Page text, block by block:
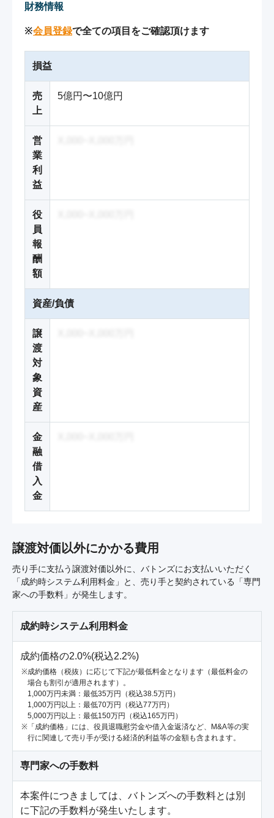
財務情報
※会員登録で全ての項目をご確認頂けます
損益
売
上
5億円〜10億円
営
業
利
益
役
員
報
酬
額
資産/負債
譲
渡
対
象
資
産
金
融
借
入
金
譲渡対価以外にかかる費用
売り手に支払う譲渡対価以外に、バトンズにお支払いいただく
「成約時システム利用料金」と、売り手と契約されている「専門
家への手数料」が発生します。
成約時システム利用料金
成約価格の2.0%(税込2.2%)
成約価格（税抜）に応じて下記が最低料金となります（最低料金の
場合も割引が適用されます）。
1,000万円未満：最低35万円（税込38.5万円）
1,000万円以上：最低70万円（税込77万円）
5,000万円以上：最低150万円（税込165万円）
「成約価格」には、役員退職慰労金や借入金返済など、M&A等の実
行に関連して売り手が受ける経済的利益等の金額も含まれます。
専門家への手数料
本案件につきましては、バトンズへの手数料とは別
に下記の手数料が発生いたします。